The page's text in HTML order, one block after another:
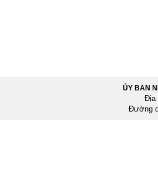
ỦY BAN
Địa
Đường